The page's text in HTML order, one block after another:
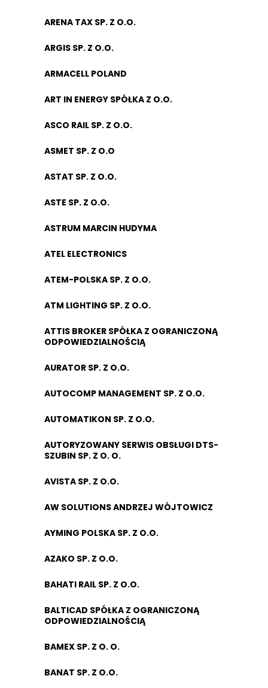
ARENA TAX SP. Z O.O.
ARGIS SP. Z O.O.
ARMACELL POLAND
ART IN ENERGY SPÓŁKA Z O.O.
ASCO RAIL SP. Z O.O.
ASMET SP. Z O.O
ASTAT SP. Z O.O.
ASTE SP. Z O.O.
ASTRUM MARCIN HUDYMA
ATEL ELECTRONICS
ATEM-POLSKA SP. Z O.O.
ATM LIGHTING SP. Z O.O.
ATTIS BROKER SPÓŁKA Z OGRANICZONĄ
ODPOWIEDZIALNOŚCIĄ
AURATOR SP. Z O.O.
AUTOCOMP MANAGEMENT SP. Z O.O.
AUTOMATIKON SP. Z O.O.
AUTORYZOWANY SERWIS OBSŁUGI DTS-
SZUBIN SP. Z O. O.
AVISTA SP. Z O.O.
AW SOLUTIONS ANDRZEJ WÓJTOWICZ
AYMING POLSKA SP. Z O.O.
AZAKO SP. Z O.O.
BAHATI RAIL SP. Z O.O.
BALTICAD SPÓŁKA Z OGRANICZONĄ
ODPOWIEDZIALNOŚCIĄ
BAMEX SP. Z O. O.
BANAT SP. Z O.O.